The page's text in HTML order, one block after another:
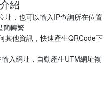
紹
址，也可以輸入IP查詢所在位置
簡轉繁
其他資訊，快速產生QRCode下
入網址，自動產生UTM網址複